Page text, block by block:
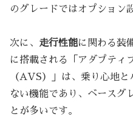
のグレードではオプション
次に、 走行性能に関わる装
に搭載される「アダプティ
（AVS）」は、乗り心地
ない機能であり、ベースグ
とが多いです。